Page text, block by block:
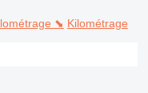
⬊ Kilométrage